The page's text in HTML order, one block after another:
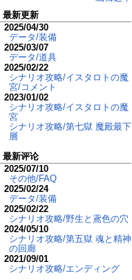
最新更新
2025/04/30
データ/装備
2025/03/07
データ/道具
2025/02/22
シナリオ攻略/イスタロトの魔
宮/コメント
2023/01/02
シナリオ攻略/イスタロトの魔
宮
シナリオ攻略/第七獄 魔殿最下
層
最新评论
2025/07/10
その他/FAQ
2025/02/24
データ/装備
2025/02/22
シナリオ攻略/野生と鳶色の穴
2024/05/10
シナリオ攻略/第五獄 魂と精神
の回廊
2021/09/01
シナリオ攻略/エンディング